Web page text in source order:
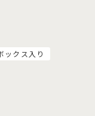
ックス入り